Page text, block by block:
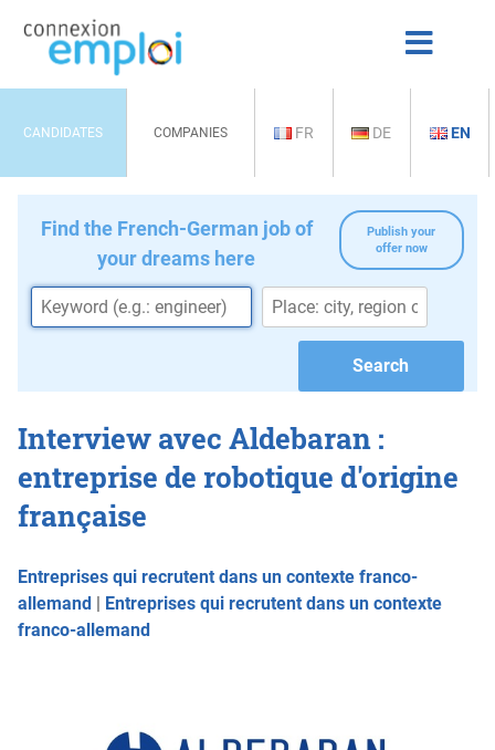
CANDIDATES COMPANIES FR DE EN
Publish your
offer now
Find the French-German job of
your dreams here
Interview avec Aldebaran :
entreprise de robotique d'origine
française
Entreprises qui recrutent dans un contexte franco-
allemand | Entreprises qui recrutent dans un contexte
franco-allemand